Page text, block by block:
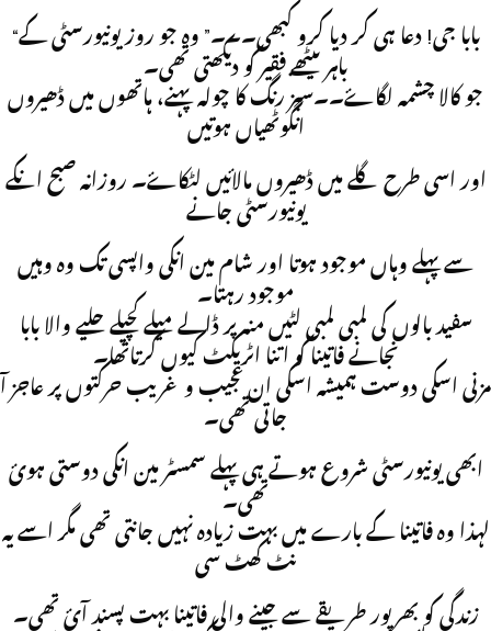
“بابا جی! دعا ہی کر ديا کرو کبھی۔۔۔” وہ جو روز يونيورسٹی کے
باہر بيٹھے فقير کو ديکھتی تھی۔
جو کالا چشمہ لگاۓ۔۔سبز رنگ کا چولہ پہنے، ہاتھوں ميں ڈھيروں
انگوٹھياں ہوتيں
اور اسی طرح گلے ميں ڈھيروں مالائيں لٹکاۓ۔ روزانہ صبح انکے
يونيورسٹی جانے
سے پہلے وہاں موجود ہوتا اور شام مين انکی واپسی تک وہ وہيں
موجود رہتا۔
سفيد بالوں کی لمبی لمبی لٹيں منہ پر ڈالے ميلے کچيلے حليے والا بابا
نجانے فاتينا کو اتنا اٹريکٹ کيوں کرتاتھا۔
مزنی اسکی دوست ہميشہ اسکی ان عجيب و غريب حرکتوں پر عاجز آ
جاتی تھی۔
ابھی يونيورسٹی شروع ہوتے ہی پہلے سمسٹر مين انکی دوستی ہوئ
تھی۔
لہذا وہ فاتينا کے بارے ميں بہت زيادہ نہيں جانتی تھی مگر اسے يہ
نٹ کھٹ سی
زندگی کو بھرپور طريقے سے جينے والی فاتينا بہت پسند آئ تھی۔